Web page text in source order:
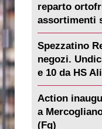
reparto
assortimenti
Spezzatino
negozi.
e 10 da HS
Action
a
(Fg)